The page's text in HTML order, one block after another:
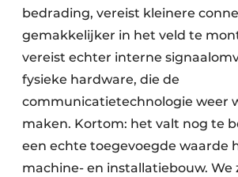
bedrading, vereist kleinere
gemakkelijker in het veld te
vereist echter interne
fysieke hardware, die de
communicatietechnologie weer
maken. Kortom: het valt nog te
een echte toegevoegde waarde
machine- en installatiebouw. We